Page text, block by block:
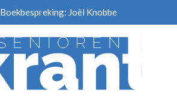
Boekbespreking: Joël Knobbe